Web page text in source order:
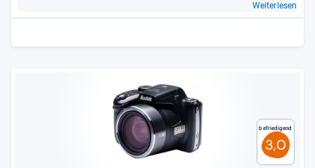
Weiterlesen
Befriedigend
3,0